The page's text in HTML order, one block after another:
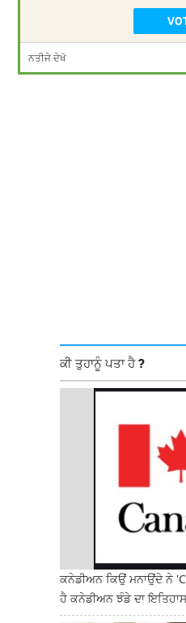
ਨਤੀਜੇ ਦੇਖੋ
ਕੀ ਤੁਹਾਨੂੰ ਪਤਾ ਹੈ ?
ਕਨੇਡੀਅਨ ਕਿਉਂ ਮਨਾਉਂਦੇ ਨੇ
ਹੈ ਕਨੇਡੀਅਨ ਝੰਡੇ ਦਾ